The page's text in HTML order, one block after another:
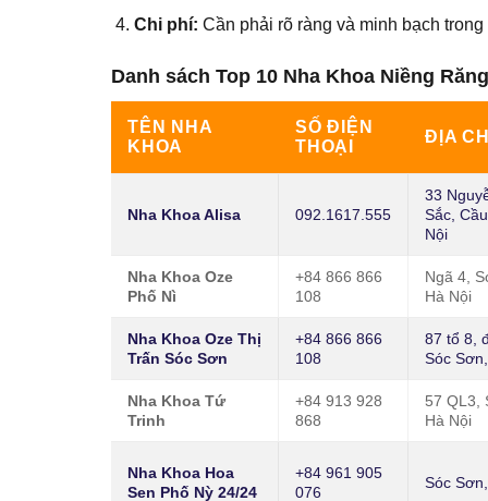
Chi phí: Cần phải rõ ràng và minh bạch
Danh sách Top 10 Nha Khoa Niềng
TÊN NHA
KHOA
SỐ ĐIỆN
THOẠI
ĐỊA
Nha Khoa Alisa 092.1617.555
33
Sắc,
Nội
Nha Khoa Oze
Phố Nì
+84 866 866
108
Ngã 4,
Hà Nội
Nha Khoa Oze Thị
Trấn Sóc Sơn
+84 866 866
108
87 tổ 8,
Sóc
Nha Khoa Tứ
Trinh
+84 913 928
868
57 QL3,
Hà Nội
Nha Khoa Hoa
Sen Phố Nỳ 24/24
+84 961 905
076
Sóc